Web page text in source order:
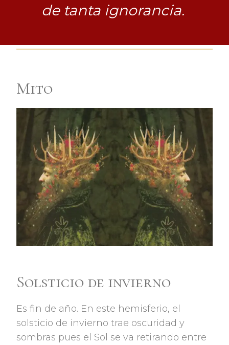
de tanta ignorancia.
Mito
Solsticio de invierno
Es fin de año. En este hemisferio, el
solsticio de invierno trae oscuridad y
sombras pues el Sol se va retirando entre